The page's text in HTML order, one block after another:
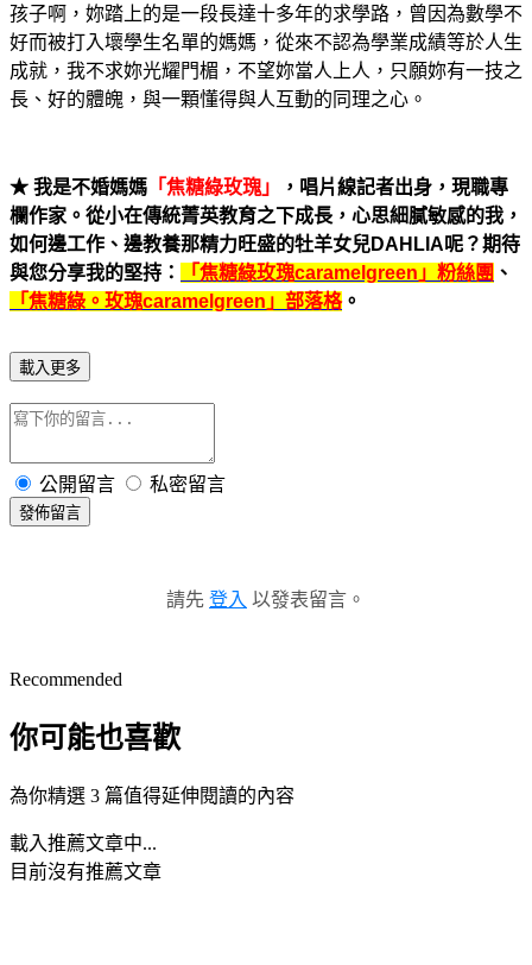
孩子啊，妳踏上的是一段長達十多年的求學路，曾因為數學不
好而被打入壞學生名單的媽媽，從來不認為學業成績等於人生
成就，我不求妳光耀門楣，不望妳當人上人，只願妳有一技之
長、好的體魄，與一顆懂得與人互動的同理之心。
★ 我是不婚媽媽 「焦糖綠玫瑰」
，唱片線記者出身，現職專
欄作家。從小在傳統菁英教育之下成長，心思細膩敏感的我，
如何邊工作、邊教養那精力旺盛的牡羊女兒DAHLIA 呢？期待
與您分享我的堅持：
「焦糖綠玫瑰caramelgreen 」粉絲團 、
「焦糖綠。玫瑰caramelgreen 」部落格。
載入更多
公開留言 私密留言
發佈留言
請先 登入 以發表留言。
Recommended
你可能也喜歡
為你精選 3 篇值得延伸閱讀的內容
載入推薦文章中...
目前沒有推薦文章